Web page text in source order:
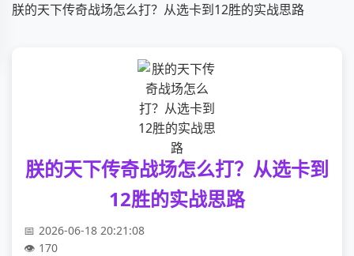
朕的天下传奇战场怎么打？从选卡到12胜的实战思路
朕的天下传奇战场怎么打？从选卡到
12胜的实战思路
2026-06-18 20:21:08
170